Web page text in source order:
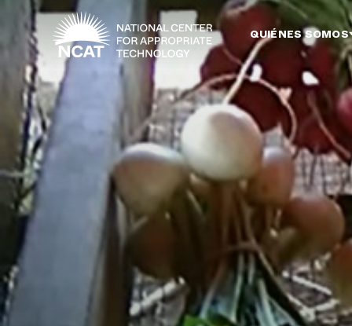
Ir al contenido principal
QUIÉNES SOMOS